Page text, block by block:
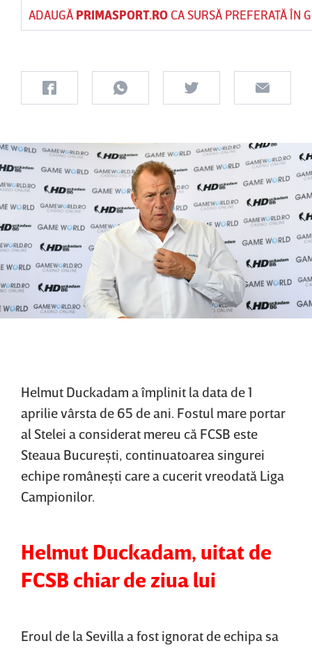
ADAUGĂ PRIMASPORT.ROCA SURSĂ PREFERATĂ ÎN
Helmut Duckadam a împlinit la data de 1
aprilie vârsta de 65 de ani. Fostul mare portar
al Stelei a considerat mereu că FCSB este
Steaua Bucureşti, continuatoarea singurei
echipe româneşti care a cucerit vreodată Liga
Campionilor.
Helmut Duckadam, uitat de
FCSB chiar de ziua lui
Eroul de la Sevilla a fost ignorat de echipa sa